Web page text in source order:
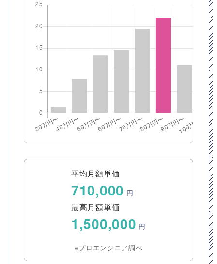
平均月額単価
710,000 円
最高月額単価
1,500,000 円
※プロエンジニア調べ